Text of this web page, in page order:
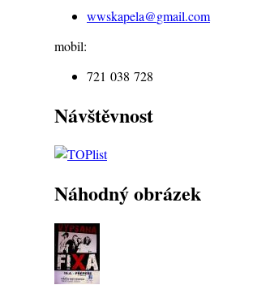
wwskapela@gmail.com
mobil:
721 038 728
Návštěvnost
Náhodný obrázek